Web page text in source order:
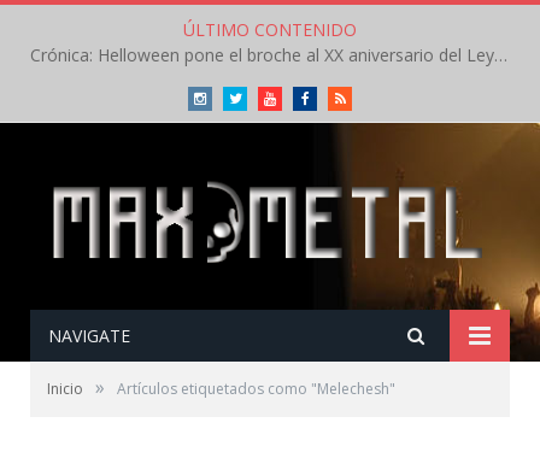
ÚLTIMO CONTENIDO
Crónica: Helloween pone el broche al XX aniversario del Leyendas del Rock – Sábado – Agosto 2026
InstagramTwitterYoutubeFacebookRSS
NAVIGATE
Inicio » Artículos etiquetados como "Melechesh"